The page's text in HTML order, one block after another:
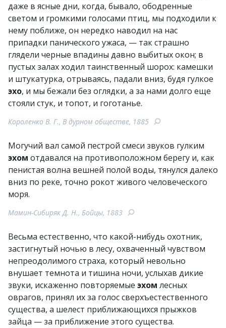
даже в ясные дни, когда, бывало, ободренные
светом и громкими голосами птиц, мы подходили к
нему поближе, он нередко наводил на нас
припадки панического ужаса, — так страшно
глядели черные впадины давно выбитых окон; в
пустых залах ходил таинственный шорох: камешки
и штукатурка, отрываясь, падали вниз, будя гулкое
эхо, и мы бежали без оглядки, а за нами долго еще
стояли стук, и топот, и гоготанье.
Короленко В. Г., В дурном обществе, 1885
Могучий вал самой пестрой смеси звуков гулким
эхом отдавался на противоположном берегу и, как
пенистая волна вешней полой воды, тянулся далеко
вниз по реке, точно рокот живого человеческого
моря.
Мамин-Сибиряк Д. Н., Бойцы, 1883
Весьма естественно, что какой-нибудь охотник,
застигнутый ночью в лесу, охваченный чувством
непреодолимого страха, который невольно
внушает темнота и тишина ночи, услыхав дикие
звуки, искаженно повторяемые эхом лесных
оврагов, принял их за голос сверхъестественного
существа, а шелест приближающихся прыжков
зайца — за приближение этого существа.